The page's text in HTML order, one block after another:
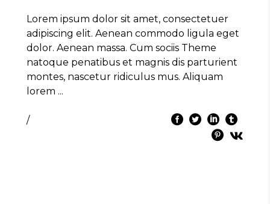
Lorem ipsum dolor sit amet, consectetuer
adipiscing elit. Aenean commodo ligula eget
dolor. Aenean massa. Cum sociis Theme
natoque penatibus et magnis dis parturient
montes, nascetur ridiculus mus. Aliquam
lorem
/